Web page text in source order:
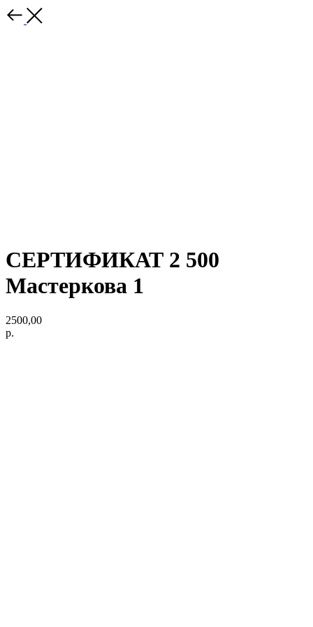
СЕРТИФИКАТ 2 500
Мастеркова 1
2500,00
р.